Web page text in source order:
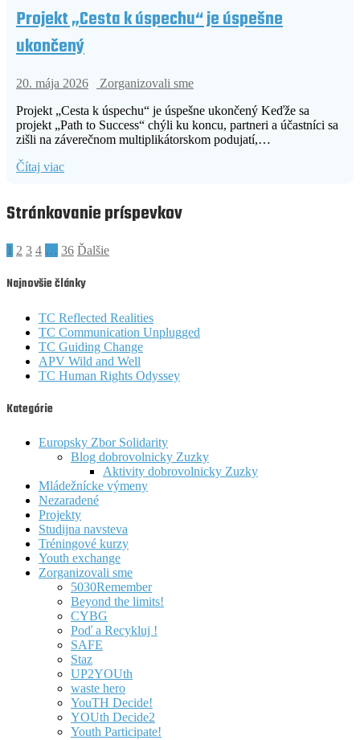
Projekt „Cesta k úspechu“ je úspešne
ukončený
20. mája 2026
Zorganizovali sme
Projekt „Cesta k úspechu“ je úspešne ukončený Keďže sa
projekt „Path to Success“ chýli ku koncu, partneri a účastníci sa
zišli na záverečnom multiplikátorskom podujatí,…
Čítaj viac
Stránkovanie príspevkov
1 2 3 4 … 36 Ďalšie
Najnovšie články
TC Reflected Realities
TC Communication Unplugged
TC Guiding Change
APV Wild and Well
TC Human Rights Odyssey
Kategórie
Europsky Zbor Solidarity
Blog dobrovolnicky Zuzky
Aktivity dobrovolnicky Zuzky
Mládežnícke výmeny
Nezaradené
Projekty
Studijna navsteva
Tréningové kurzy
Youth exchange
Zorganizovali sme
5030Remember
Beyond the limits!
CYBG
Poď a Recykluj !
SAFE
Staz
UP2YOUth
waste hero
YouTH Decide!
YOUth Decide2
Youth Participate!